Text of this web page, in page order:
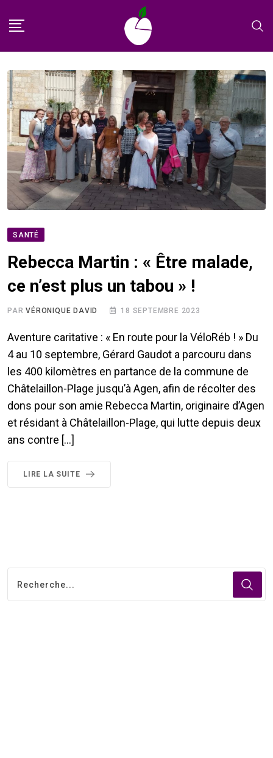
SANTÉ
Rebecca Martin : « Être malade,
ce n’est plus un tabou » !
PARVÉRONIQUE DAVID 18 SEPTEMBRE 2023
Aventure caritative : « En route pour la VéloRéb ! » Du
4 au 10 septembre, Gérard Gaudot a parcouru dans
les 400 kilomètres en partance de la commune de
Châtelaillon-Plage jusqu’à Agen, afin de récolter des
dons pour son amie Rebecca Martin, originaire d’Agen
et résidant à Châtelaillon-Plage, qui lutte depuis deux
ans contre […]
LIRE LA SUITE